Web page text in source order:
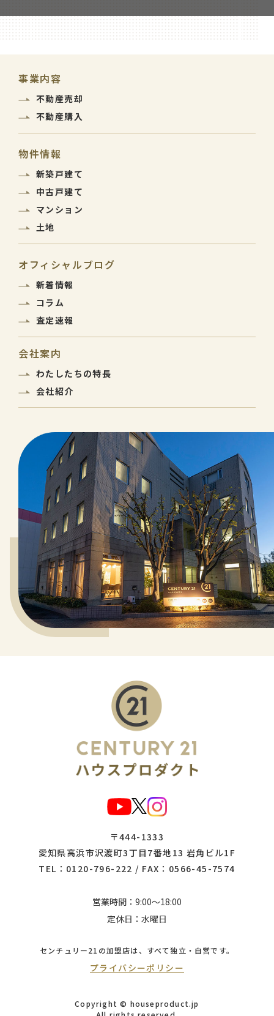
事業内容
不動産売却
不動産購入
物件情報
新築戸建て
中古戸建て
マンション
土地
オフィシャルブログ
新着情報
コラム
査定速報
会社案内
わたしたちの特長
会社紹介
〒444-1333
愛知県高浜市沢渡町3丁目7番地13 岩角ビル1F
TEL： 0120-796-222 / FAX：0566-45-7574
営業時間：9:00～18:00
定休日：水曜日
センチュリー21の加盟店は、 すべて独立・自営です。
プライバシーポリシー
Copyright © houseproduct.jp